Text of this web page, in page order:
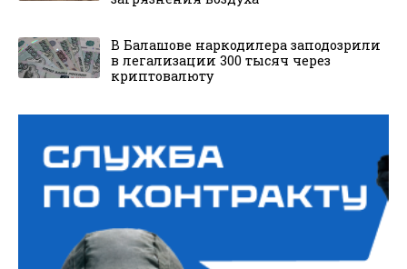
В Балашове наркодилера заподозрили
в легализации 300 тысяч через
криптовалюту